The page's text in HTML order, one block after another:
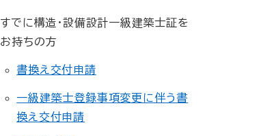
すでに構造・設備設計一級建築士証を
お持ちの方
書換え交付申請
一級建築士登録事項変更に伴う書
換え交付申請